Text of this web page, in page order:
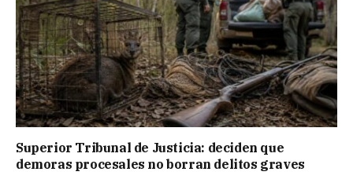
Superior Tribunal de Justicia: deciden que
demoras procesales no borran delitos graves